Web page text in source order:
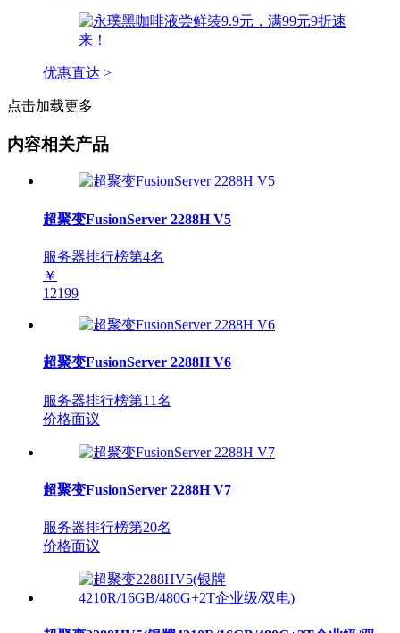
优惠直达 >
点击加载更多
内容相关产品
超聚变FusionServer 2288H V5
服务器排行榜第4名
￥
12199
超聚变FusionServer 2288H V6
服务器排行榜第11名
价格面议
超聚变FusionServer 2288H V7
服务器排行榜第20名
价格面议